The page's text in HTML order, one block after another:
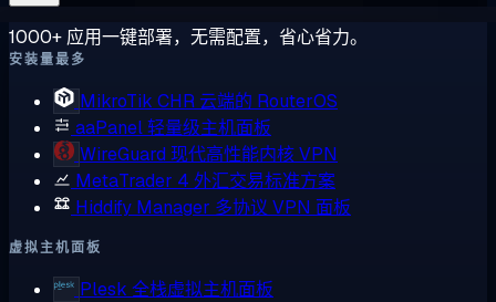
1000+ 应用一键部署，无需配置，省心省力。
安装量最多
MikroTik CHR 云端的 RouterOS
aaPanel轻量级主机面板
WireGuard 现代高性能内核 VPN
MetaTrader 4 外汇交易标准方案
Hiddify Manager 多协议 VPN 面板
虚拟主机面板
Plesk 全栈虚拟主机面板